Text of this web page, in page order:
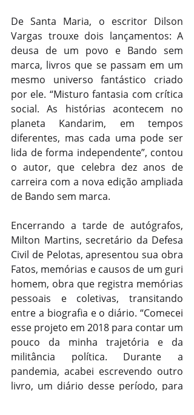
De Santa Maria, o escritor Dilson
Vargas trouxe dois lançamentos: A
deusa de um povo e Bando sem
marca, livros que se passam em um
mesmo universo fantástico criado
por ele. “Misturo fantasia com crítica
social. As histórias acontecem no
planeta Kandarim, em tempos
diferentes, mas cada uma pode ser
lida de forma independente”, contou
o autor, que celebra dez anos de
carreira com a nova edição ampliada
de Bando sem marca.
Encerrando a tarde de autógrafos,
Milton Martins, secretário da Defesa
Civil de Pelotas, apresentou sua obra
Fatos, memórias e causos de um guri
homem, obra que registra memórias
pessoais e coletivas, transitando
entre a biografia e o diário. “Comecei
esse projeto em 2018 para contar um
pouco da minha trajetória e da
militância política. Durante a
pandemia, acabei escrevendo outro
livro, um diário desse período, para